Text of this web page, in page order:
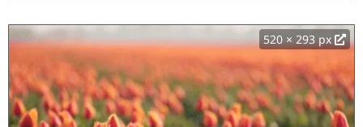
520 × 293 px